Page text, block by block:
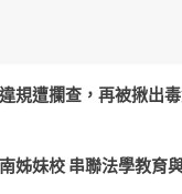
規遭攔查，再被揪出
姊妹校 串聯法學教育